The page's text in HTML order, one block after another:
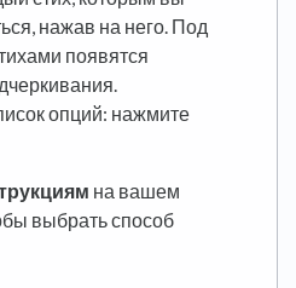
нажав на него. Под
появятся
опций: нажмите
на вашем
выбрать способ